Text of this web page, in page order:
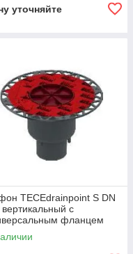
уточняйте
TECEdrainpoint S DN
с
фланцем
System